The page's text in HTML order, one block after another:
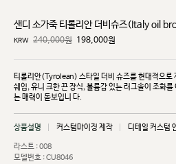
샌디 소가죽 티롤리안 더비슈즈(Italy oil
KRW 240,000원 198,000원
티롤리안(Tyrolean) 스타일 더비 슈즈를 현대적으로
쉐입, 유니 크한 끈 장식, 볼륨감 있는 러그솔이 조화
는 매력이 돋보입니 다.
상품설명 커스텀마이징 제작 디테일 커스텀
라스트 : 008
모델번호 : CU8046